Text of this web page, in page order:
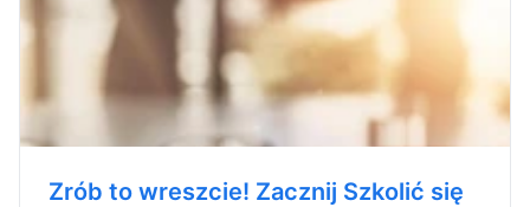
Zrób to wreszcie! Zacznij Szkolić się